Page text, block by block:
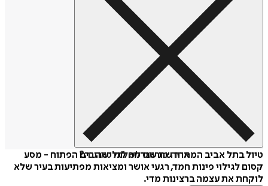
איזה פורמט לשלוח כמתנה?
טיול בתל אביב המתחדשת שנדמה לגלישה בים הפתוח - מסע
קסום לגילוי פינות חמד, רגעי אושר ומציאות מפתיעות בעיר שלא
לוקחת את עצמה ברצינות מדי.